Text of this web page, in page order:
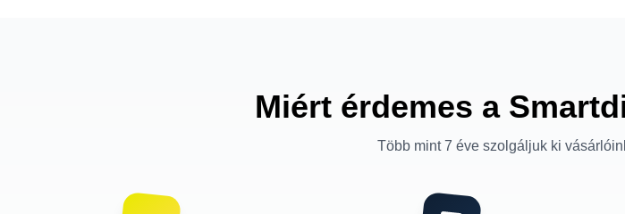
Miért érdemes a
Több mint 7 éve szolgáljuk ki